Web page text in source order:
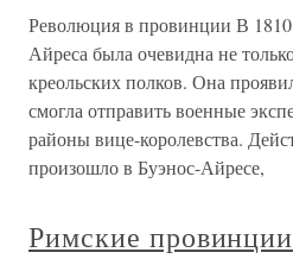
Революция в провинции В
Айреса была очевидна не
креольских полков. Она
смогла отправить военные
районы вице-королевства.
произошло в Буэнос-Айресе,
Римские провинции